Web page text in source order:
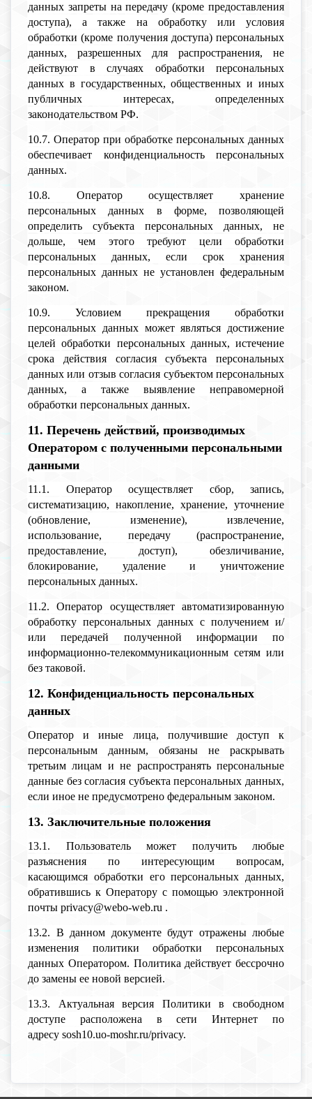
данных запреты на передачу (кроме предоставления
доступа), а также на обработку или условия
обработки (кроме получения доступа) персональных
данных, разрешенных для распространения, не
действуют в случаях обработки персональных
данных в государственных, общественных и иных
публичных интересах, определенных
законодательством РФ.
10.7. Оператор при обработке персональных данных
обеспечивает конфиденциальность персональных
данных.
10.8. Оператор осуществляет хранение
персональных данных в форме, позволяющей
определить субъекта персональных данных, не
дольше, чем этого требуют цели обработки
персональных данных, если срок хранения
персональных данных не установлен федеральным
законом.
10.9. Условием прекращения обработки
персональных данных может являться достижение
целей обработки персональных данных, истечение
срока действия согласия субъекта персональных
данных или отзыв согласия субъектом персональных
данных, а также выявление неправомерной
обработки персональных данных.
11. Перечень действий, производимых
Оператором с полученными персональными
данными
11.1. Оператор осуществляет сбор, запись,
систематизацию, накопление, хранение, уточнение
(обновление, изменение), извлечение,
использование, передачу (распространение,
предоставление, доступ), обезличивание,
блокирование, удаление и уничтожение
персональных данных.
11.2. Оператор осуществляет автоматизированную
обработку персональных данных с получением и/
или передачей полученной информации по
информационно-телекоммуникационным сетям или
без таковой.
12. Конфиденциальность персональных
данных
Оператор и иные лица, получившие доступ к
персональным данным, обязаны не раскрывать
третьим лицам и не распространять персональные
данные без согласия субъекта персональных данных,
если иное не предусмотрено федеральным законом.
13. Заключительные положения
13.1. Пользователь может получить любые
разъяснения по интересующим вопросам,
касающимся обработки его персональных данных,
обратившись к Оператору с помощью электронной
почты privacy@webo-web.ru .
13.2. В данном документе будут отражены любые
изменения политики обработки персональных
данных Оператором. Политика действует бессрочно
до замены ее новой версией.
13.3. Актуальная версия Политики в свободном
доступе расположена в сети Интернет по
адресу sosh10.uo-moshr.ru/privacy.